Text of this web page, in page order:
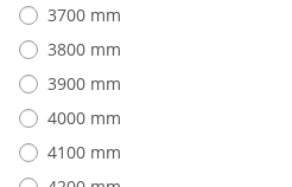
3700 mm
3800 mm
3900 mm
4000 mm
4100 mm